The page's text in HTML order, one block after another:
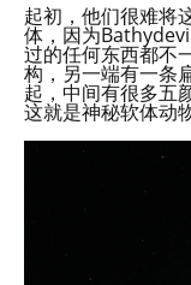
起初，他们很难将
体，因为
过的任何东西都不
构，另一端有一条
起，中间有很多五
这就是神秘软体动